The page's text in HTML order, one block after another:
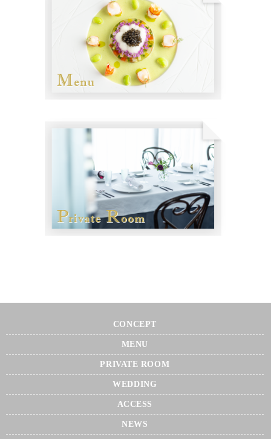
CONCEPT
MENU
PRIVATE ROOM
WEDDING
ACCESS
NEWS